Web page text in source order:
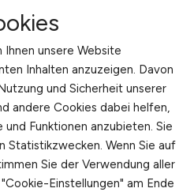
oder vergleichbare
in der
Wärmepumpen
Arbeitssicherheit
unsere Website
Inhalten anzuzeigen. Davon
und Sicherheit unserer
andere Cookies dabei helfen,
Funktionen anzubieten. Sie
Statistikzwecken. Wenn Sie auf
Sie der Verwendung aller
Einstellungen" am Ende